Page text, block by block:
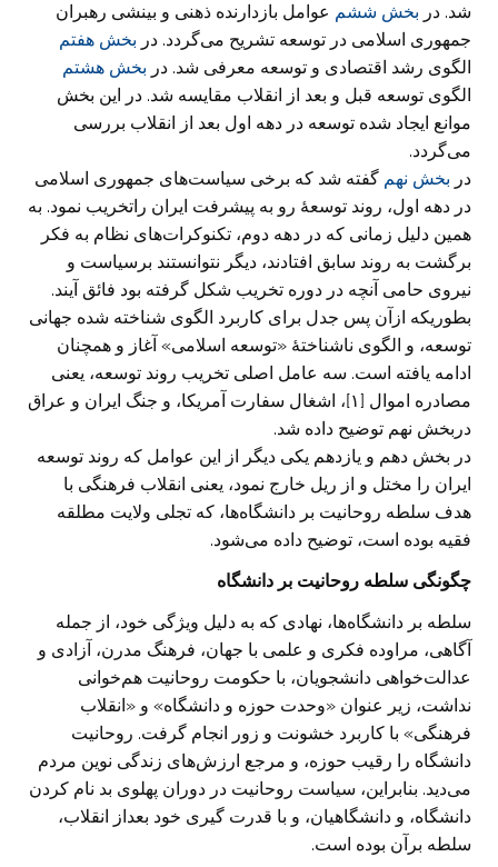
شد. در بخش ششم عوامل بازدارنده ذهنی و بینشی رهبران
جمهوری اسلامی در توسعه تشریح می‌گردد. در بخش هفتم
الگوی رشد اقتصادی و توسعه معرفی شد. در بخش هشتم
الگوی توسعه قبل و بعد از انقلاب مقایسه شد. در این بخش
موانع ایجاد شده توسعه در دهه اول بعد از انقلاب بررسی
می‌گردد.
در بخش نهم گفته شد که برخی سیاست‌های جمهوری اسلامی
در دهه اول، روند توسعۀ رو به پیشرفت ایران راتخریب نمود. به
همین دلیل زمانی که در دهه دوم، تکنوکرات‌های نظام به فکر
برگشت به روند سابق افتادند، دیگر نتوانستند برسیاست و
نیروی حامی آنچه در دوره تخریب شکل گرفته بود فائق آیند.
بطوریکه ازآن پس جدل برای کاربرد الگوی شناخته شده جهانی
توسعه، و الگوی ناشناختۀ «توسعه اسلامی» آغاز و همچنان
ادامه یافته است. سه عامل اصلی تخریب روند توسعه، یعنی
مصادره اموال [۱]، اشغال سفارت آمریکا، و جنگ ایران و عراق
دربخش نهم توضیح داده شد.
در بخش دهم و یازدهم یکی دیگر از این عوامل که روند توسعه
ایران را مختل و از ریل خارج نمود، یعنی انقلاب فرهنگی با
هدف سلطه روحانیت بر دانشگاه‌ها، که تجلی ولایت مطلقه
فقیه بوده است، توضیح داده می‌شود.
چگونگی سلطه روحانیت بر دانشگاه
سلطه بر دانشگاه‌ها، نهادی که به دلیل ویژگی خود، از جمله
آگاهی، مراوده فکری و علمی با جهان، فرهنگ مدرن، آزادی و
عدالت‌خواهی دانشجویان، با حکومت روحانیت هم‌خوانی
نداشت، زیر عنوان «وحدت حوزه و دانشگاه» و «انقلاب
فرهنگی» با کاربرد خشونت و زور انجام گرفت. روحانیت
دانشگاه را رقیب حوزه، و مرجع ارزش‌های زندگی نوین مردم
می‌دید. بنابراین، سیاست روحانیت در دوران پهلوی بد نام کردن
دانشگاه، و دانشگاهیان، و با قدرت گیری خود بعداز انقلاب،
سلطه برآن بوده است.